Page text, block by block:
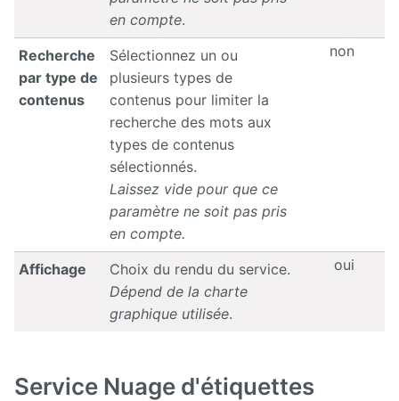
en compte.
Recherche
par type de
contenus
Sélectionnez un ou
plusieurs types de
contenus pour limiter la
recherche des mots aux
types de contenus
sélectionnés.
Laissez vide pour que ce
paramètre ne soit pas pris
en compte.
non
Affichage
Choix du rendu du service.
Dépend de la charte
graphique utilisée.
oui
Service Nuage d'étiquettes